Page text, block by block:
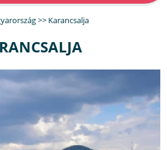
>> Karancsalja